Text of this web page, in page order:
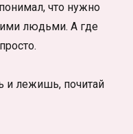
что нужно
людьми. А где
и лежишь, почитай